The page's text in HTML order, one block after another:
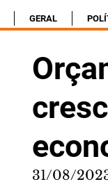
GERAL
31/08/